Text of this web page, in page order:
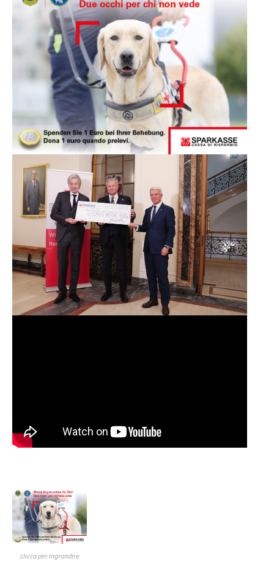
clicca per ingrandire